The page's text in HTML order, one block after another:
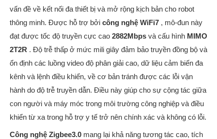
vấn đề về kết nối đa thiết bị và mở rộng kịch bản cho robot
thông minh. Được hỗ trợ bởi công nghệ WiFi7 , mô-đun này
đạt được tốc độ truyền cực cao 2882Mbps và cấu hình MIMO
2T2R . Độ trễ thấp ở mức mili giây đảm bảo truyền đồng bộ và
ổn định các luồng video độ phân giải cao, dữ liệu cảm biến đa
kênh và lệnh điều khiển, về cơ bản tránh được các lỗi vận
hành do độ trễ truyền dẫn. Điều này giúp cho sự cộng tác giữa
con người và máy móc trong môi trường công nghiệp và điều
khiển từ xa trong hỗ trợ y tế trở nên chính xác và không có lỗi.
Công nghệ Zigbee3.0 mang lại khả năng tương tác cao, tích